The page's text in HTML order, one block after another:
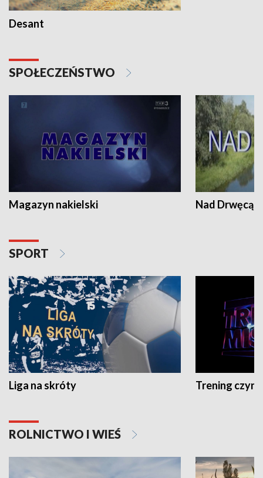
Desant
SPOŁECZEŃSTWO
Magazyn nakielski Nad Drwęcą
SPORT
Liga na skróty Trening czyni
ROLNICTWO I WIEŚ